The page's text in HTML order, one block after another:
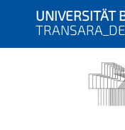
UNIVERSITÄT
TRANSARA_DE